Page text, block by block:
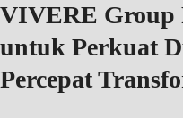
VIVERE Group
untuk Perkuat
Percepat